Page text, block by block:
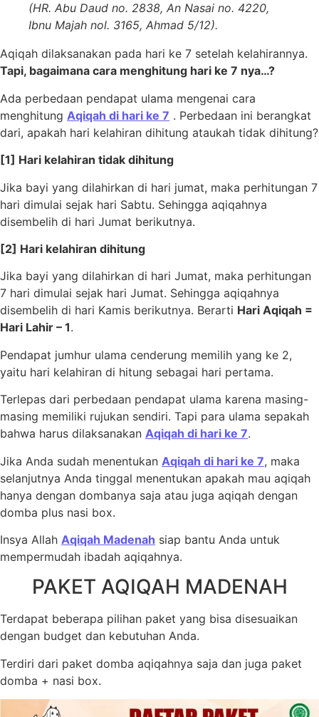
(HR. Abu Daud no. 2838, An Nasai no. 4220,
Ibnu Majah nol. 3165, Ahmad 5/12).
Aqiqah dilaksanakan pada hari ke 7 setelah kelahirannya.
Tapi, bagaimana cara menghitung hari ke 7 nya…?
Ada perbedaan pendapat ulama mengenai cara
menghitung Aqiqah di hari ke 7 . Perbedaan ini berangkat
dari, apakah hari kelahiran dihitung ataukah tidak dihitung?
[1] Hari kelahiran tidak dihitung
Jika bayi yang dilahirkan di hari jumat, maka perhitungan 7
hari dimulai sejak hari Sabtu. Sehingga aqiqahnya
disembelih di hari Jumat berikutnya.
[2] Hari kelahiran dihitung
Jika bayi yang dilahirkan di hari Jumat, maka perhitungan
7 hari dimulai sejak hari Jumat. Sehingga aqiqahnya
disembelih di hari Kamis berikutnya. Berarti Hari Aqiqah =
Hari Lahir – 1.
Pendapat jumhur ulama cenderung memilih yang ke 2,
yaitu hari kelahiran di hitung sebagai hari pertama.
Terlepas dari perbedaan pendapat ulama karena masing-
masing memiliki rujukan sendiri. Tapi para ulama sepakah
bahwa harus dilaksanakan Aqiqah di hari ke 7.
Jika Anda sudah menentukan Aqiqah di hari ke 7, maka
selanjutnya Anda tinggal menentukan apakah mau aqiqah
hanya dengan dombanya saja atau juga aqiqah dengan
domba plus nasi box.
Insya Allah Aqiqah Madenah siap bantu Anda untuk
mempermudah ibadah aqiqahnya.
PAKET AQIQAH MADENAH
Terdapat beberapa pilihan paket yang bisa disesuaikan
dengan budget dan kebutuhan Anda.
Terdiri dari paket domba aqiqahnya saja dan juga paket
domba + nasi box.